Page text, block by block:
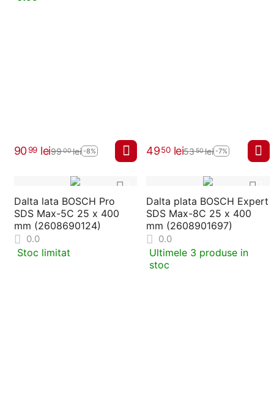
90 99 lei9900lei -8% 4950 lei5350lei -7%
Dalta lata BOSCH Pro
SDS Max-5C 25 x 400
mm (2608690124)
0.0
Stoc limitat
Dalta plata BOSCH Expert
SDS Max-8C 25 x 400
mm (2608901697)
0.0
Ultimele 3 produse in
stoc